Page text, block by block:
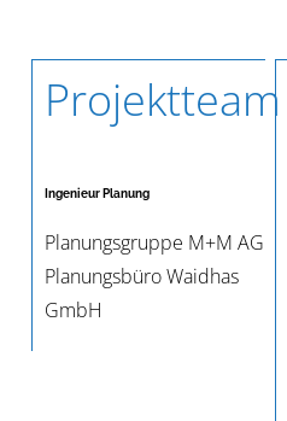
Projektteam
Ingenieur Planung
Planungsgruppe M+M AG
Planungsbüro Waidhas
GmbH